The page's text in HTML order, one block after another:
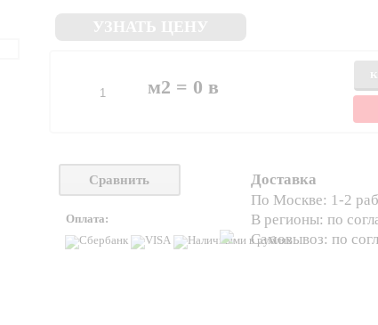
м2 = 0 в
Сравнить
Оплата:
Доставка
По Москве: 1-2
В регионы: по
Самовывоз: по